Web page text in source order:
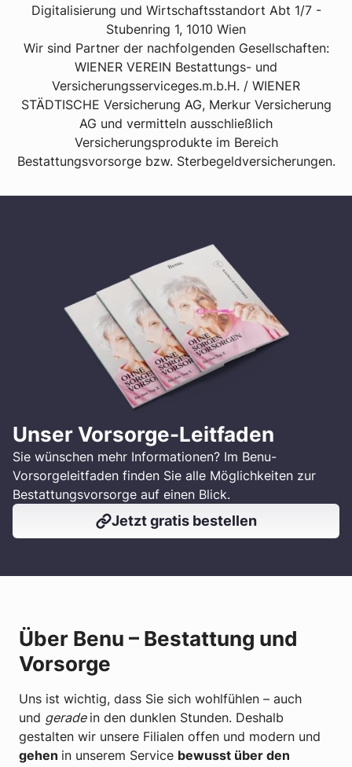
Digitalisierung und Wirtschaftsstandort Abt 1/7 -
Stubenring 1, 1010 Wien
Wir sind Partner der nachfolgenden Gesellschaften:
WIENER VEREIN Bestattungs- und
Versicherungsserviceges.m.b.H. / WIENER
STÄDTISCHE Versicherung AG, Merkur Versicherung
AG und vermitteln ausschließlich
Versicherungsprodukte im Bereich
Bestattungsvorsorge bzw. Sterbegeldversicherungen.
Unser Vorsorge-Leitfaden
Sie wünschen mehr Informationen? Im Benu-
Vorsorgeleitfaden finden Sie alle Möglichkeiten zur
Bestattungsvorsorge auf einen Blick.
Jetzt gratis bestellen
Über Benu – Bestattung und
Vorsorge
Uns ist wichtig, dass Sie sich wohlfühlen – auch
und gerade in den dunklen Stunden. Deshalb
gestalten wir unsere Filialen offen und modern und
gehen in unserem Service bewusst über den